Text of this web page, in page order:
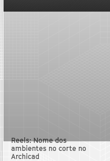
Reels: Nome dos
ambientes no corte no
Archicad